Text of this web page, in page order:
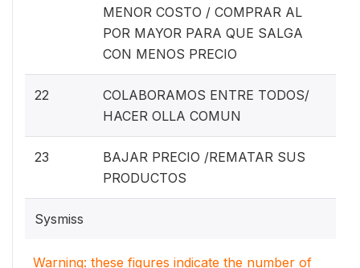
MENOR COSTO / COMPRAR AL
POR MAYOR PARA QUE SALGA
CON MENOS PRECIO
22
COLABORAMOS ENTRE TODOS/
HACER OLLA COMUN
23
BAJAR PRECIO /REMATAR SUS
PRODUCTOS
Sysmiss
Warning: these figures indicate the number of